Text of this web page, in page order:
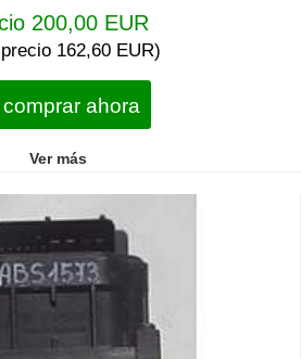
200,00 EUR
162,60 EUR)
comprar ahora
Ver más